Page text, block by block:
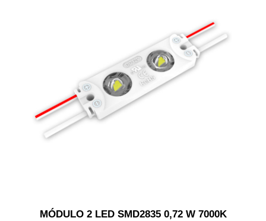
MÓDULO 2 LED SMD2835 0,72 W 7000K